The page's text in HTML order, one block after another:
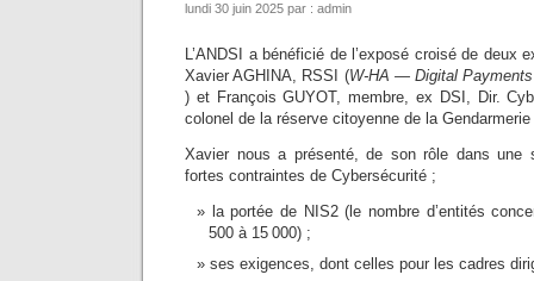
lundi 30 juin 2025 par : admin
L’ANDSI a bénéficié de l’exposé croisé de deux
Xavier AGHINA, RSSI (W-HA — Digital
) et François GUYOT, membre, ex DSI, Dir.
colonel de la réserve citoyenne de la
Xavier nous a présenté, de son rôle dans une
fortes contraintes de Cybersécurité ;
la portée de NIS2 (le nombre d’entités
500 à 15 000) ;
ses exigences, dont celles pour les cadres